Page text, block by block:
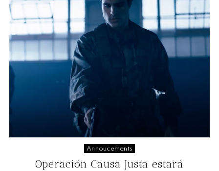
Annoucements
Operación Causa Justa estará